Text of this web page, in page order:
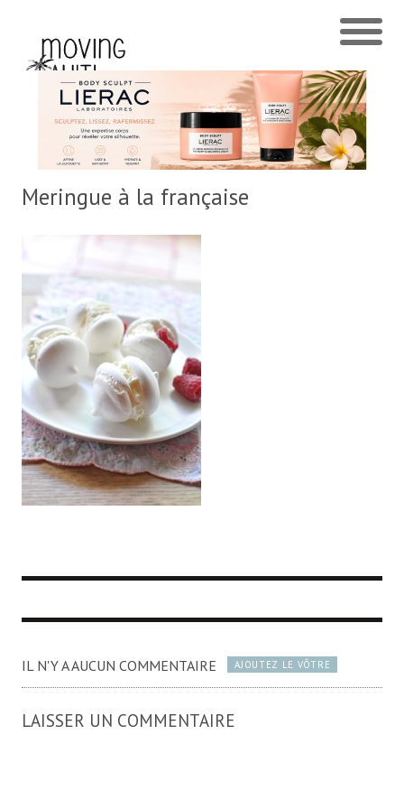
Meringue à la française
IL N'Y A AUCUN COMMENTAIRE AJOUTEZ LE VÔTRE
LAISSER UN COMMENTAIRE